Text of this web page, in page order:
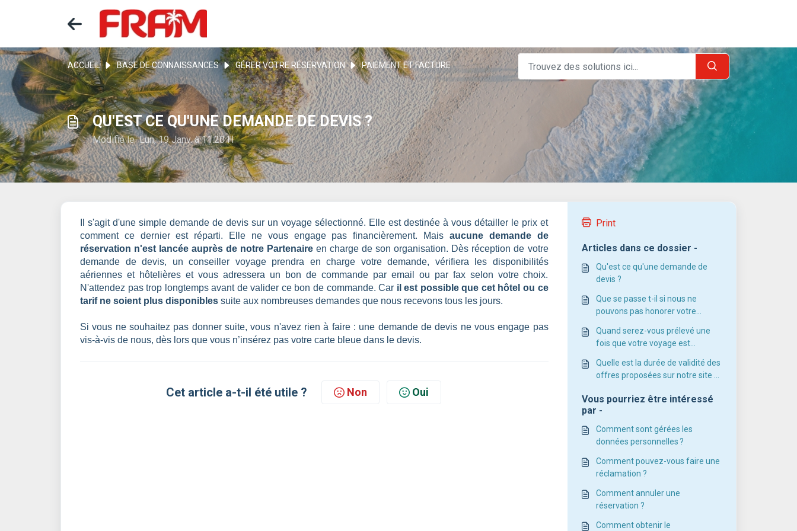
ACCUEIL BASE DE CONNAISSANCES GÉRER VOTRE RÉSERVATION PAIEMENT ET FACTURE
QU'EST CE QU'UNE DEMANDE DE DEVIS ?
Modifié le Lun, 19 Janv. à 11:20 H
Il s'agit d'une simple demande de devis sur un voyage sélectionné. Elle est destinée à vous détailler le prix et
comment ce dernier est réparti. Elle ne vous engage pas financièrement. Mais aucune demande de
réservation n'est lancée auprès de notre Partenaire en charge de son organisation. Dès réception de votre
demande de devis, un conseiller voyage prendra en charge votre demande, vérifiera les disponibilités
aériennes et hôtelières et vous adressera un bon de commande par email ou par fax selon votre choix.
N'attendez pas trop longtemps avant de valider ce bon de commande. Car il est possible que cet hôtel ou ce
tarif ne soient plus disponibles suite aux nombreuses demandes que nous recevons tous les jours.
Si vous ne souhaitez pas donner suite, vous n'avez rien à faire : une demande de devis ne vous engage pas
vis-à-vis de nous, dès lors que vous n’insérez pas votre carte bleue dans le devis.
Cet article a-t-il été utile ? Non Oui
Print
Articles dans ce dossier -
Qu'est ce qu'une demande de
devis ?
Que se passe t-il si nous ne
pouvons pas honorer votre
Quand serez-vous prélevé une
fois que votre voyage est
Quelle est la durée de validité des
offres proposées sur notre site ?
évoluent-ils ?
Vous pourriez être intéressé
par -
Comment sont gérées les
données personnelles ?
Comment pouvez-vous faire une
réclamation ?
Comment annuler une
réservation ?
Comment obtenir le